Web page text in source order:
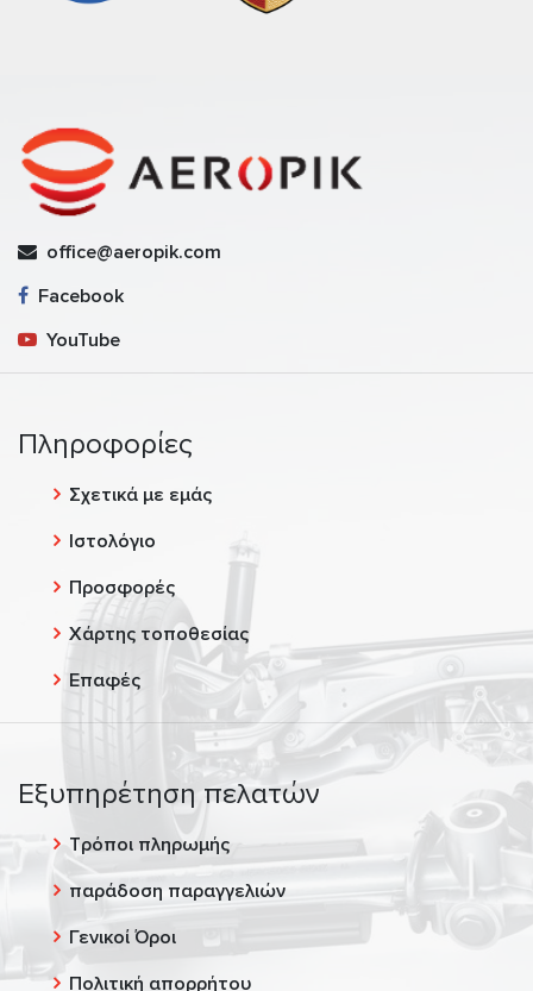
office@aeropik.com
Facebook
YouTube
Πληροφορίες
Σχετικά με εμάς
Ιστολόγιο
Προσφορές
Χάρτης τοποθεσίας
Επαφές
Εξυπηρέτηση πελατών
Τρόποι πληρωμής
παράδοση παραγγελιών
Γενικοί Όροι
Πολιτική απορρήτου